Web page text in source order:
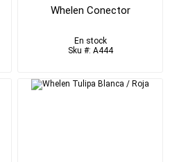
Whelen Conector
En stock
Sku #: A444